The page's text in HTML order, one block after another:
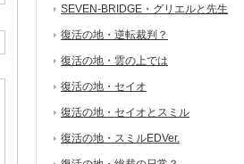
SEVEN-BRIDGE・グリエルと先生
復活の地・逆転裁判？
復活の地・雲の上では
復活の地・セイオ
復活の地・セイオとスミル
復活の地・スミルEDVer.